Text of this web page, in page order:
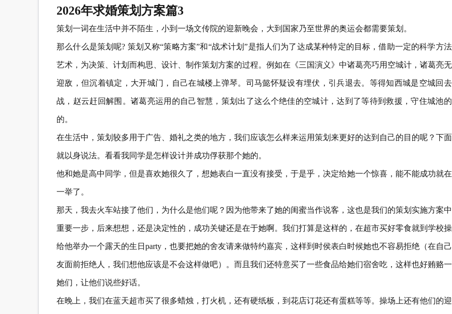
2026年求婚策划方案篇3
策划一词在生活中并不陌生，小到一场文传院的迎新晚会，大到国家乃至世界的奥运会都需要策划。
那么什么是策划呢? 策划又称“策略方案”和“战术计划”是指人们为了达成某种特定的目标，借助一定的科学方
艺术，为决策、计划而构思、设计、制作策划方案的过程。例如在《三国演义》中诸葛亮巧用空城计，诸葛亮
迎敌，但沉着镇定，大开城门，自己在城楼上弹琴。司马懿怀疑设有埋伏，引兵退去。等得知西城是空城回
战，赵云赶回解围。诸葛亮运用的自己智慧，策划出了这么个绝佳的空城计，达到了等待到救援，守住城池的
的。
在生活中，策划较多用于广告、婚礼之类的地方，我们应该怎么样来运用策划来更好的达到自己的目的呢？下
就以身说法。看看我同学是怎样设计并成功俘获那个她的。
他和她是高中同学，但是喜欢她很久了，想她表白一直没有接受，于是乎，决定给她一个惊喜，能不能成功就
一举了。
那天，我去火车站接了他们，为什么是他们呢？因为他带来了她的闺蜜当作说客，这也是我们的策划实施方案
重要一步，后来想想，还是决定性的，成功关键还是在于她啊。我们打算是这样的，在超市买好零食就到学校
给他举办一个露天的生日party，也要把她的舍友请来做特约嘉宾，这样到时侯表白时候她也不容易拒绝（在自
友面前拒绝人，我们想他应该是不会这样做吧）。而且我们还特意买了一些食品给她们宿舍吃，这样也好贿赂
她们，让他们说些好话。
在晚上，我们在蓝天超市买了很多蜡烛，打火机，还有硬纸板，到花店订花还有蛋糕等等。操场上还有他们的